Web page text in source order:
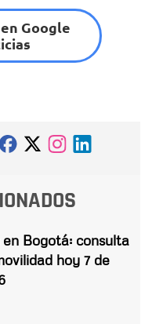
Google
en Bogotá: consulta
hoy 7 de